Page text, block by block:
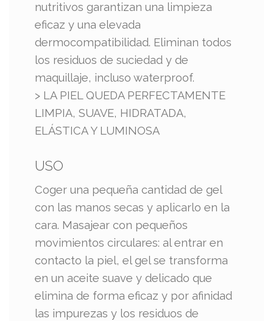
nutritivos garantizan una limpieza
eficaz y una elevada
dermocompatibilidad. Eliminan todos
los residuos de suciedad y de
maquillaje, incluso waterproof.
> LA PIEL QUEDA PERFECTAMENTE
LIMPIA, SUAVE, HIDRATADA,
ELÁSTICA Y LUMINOSA
USO
​Coger una pequeña cantidad de gel
con las manos secas y aplicarlo en la
cara. Masajear con pequeños
movimientos circulares: al entrar en
contacto la piel, el gel se transforma
en un aceite suave y delicado que
elimina de forma eficaz y por afinidad
las impurezas y los residuos de